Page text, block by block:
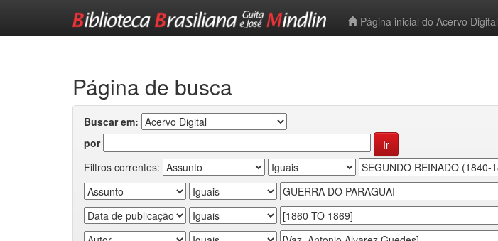
Página inicial do Acervo Digital
Página de busca
Buscar em:
por
Filtros correntes: